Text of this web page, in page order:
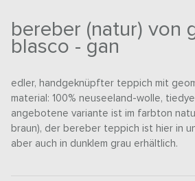
bereber (natur) von
blasco - gan
edler, handgeknüpfter teppich mit
material: 100% neuseeland-wolle,
angebotene variante ist im farbton
braun), der bereber teppich ist hier in
aber auch in dunklem grau erhältlich.